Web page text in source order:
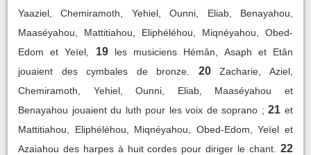
Yaaziel, Chemiramoth, Yehiel, Ounni, Eliab, Benayahou,
Maaséyahou, Mattitiahou, Eliphéléhou, Miqnéyahou, Obed-
Edom et Yeïel,
19
les musiciens Hémân, Asaph et Etân
jouaient des cymbales de bronze.
20
Zacharie, Aziel,
Chemiramoth, Yehiel, Ounni, Eliab, Maaséyahou et
Benayahou jouaient du luth pour les voix de soprano ; 21 et
Mattitiahou, Eliphéléhou, Miqnéyahou, Obed-Edom, Yeïel et
Azaiahou des harpes à huit cordes pour diriger le chant.
22